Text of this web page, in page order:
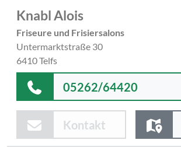
Knabl Alois
Friseure und Frisiersalons
Untermarktstraße 30
6410 Telfs
05262/64420
Kontakt